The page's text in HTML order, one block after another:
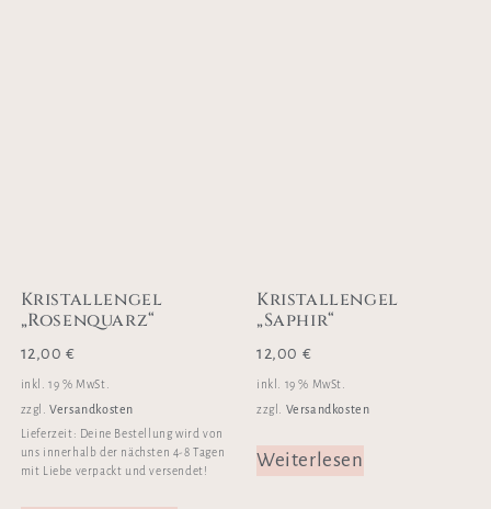
Kristallengel
„Rosenquarz“
12,00€
inkl. 19 % MwSt.
zzgl.Versandkosten
Lieferzeit: Deine Bestellung wird von
uns innerhalb der nächsten 4-8 Tagen
mit Liebe verpackt und versendet!
Kristallengel
„Saphir“
12,00 €
inkl. 19 % MwSt.
zzgl. Versandkosten
Weiterlesen